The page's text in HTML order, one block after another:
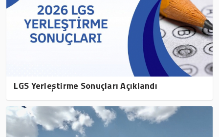
LGS Yerleştirme Sonuçları Açıklandı